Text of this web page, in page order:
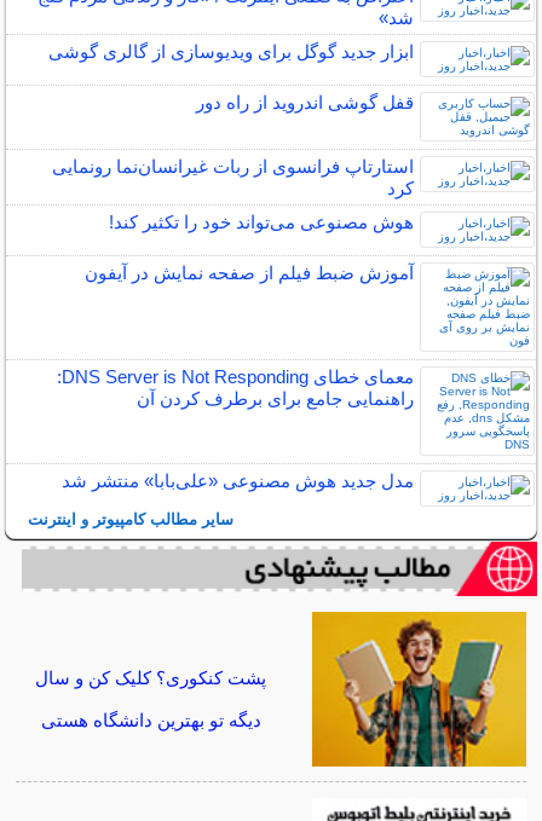
شد»
ابزار جدید گوگل برای ویدیوسازی از گالری گوشی
قفل گوشی اندروید از راه دور
استارتاپ فرانسوی از ربات غیرانسان‌نما رونمایی
کرد
هوش مصنوعی می‌تواند خود را تکثیر کند!
آموزش ضبط فیلم از صفحه نمایش در آیفون
معمای خطای DNS Server is Not Responding:
راهنمایی جامع برای برطرف کردن آن
مدل جدید هوش مصنوعی «علی‌بابا» منتشر شد
سایر مطالب کامپیوتر و اینترنت
پشت کنکوری؟ کلیک کن و سال
دیگه تو بهترین دانشگاه هستی